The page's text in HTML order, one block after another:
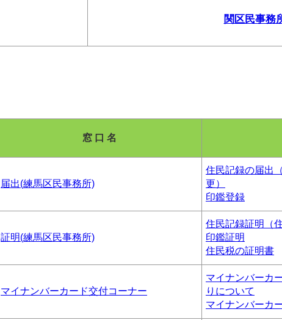
関区民事務
窓 口 名
届出(練馬区民事務所)
住民記録の届出
更）
印鑑登録
証明(練馬区民事務所)
住民記録証明（
印鑑証明
住民税の証明書
マイナンバーカード交付コーナー
マイナンバーカ
りについて
マイナンバーカ